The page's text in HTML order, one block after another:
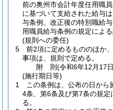
前の奥州市会計年度任用職
に基づいて支給された給与
与条例、改正後の特別職給
用職員給与条例の規定によ
(規則への委任)
5
前2項に定めるもののほか
事項は、規則で定める。
附 則(令和6年12月17
(施行期日等)
1
この条例は、公布の日から
4条、第6条及び第7条の規
る。